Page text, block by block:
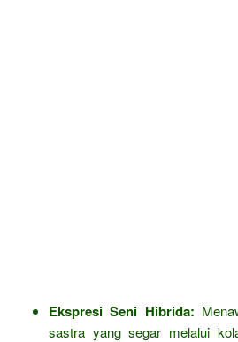
Ekspresi Seni Hibrida:
sastra yang segar melalui